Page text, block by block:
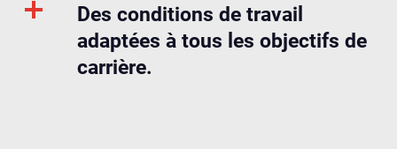
Des conditions de travail
adaptées à tous les objectifs de
carrière.